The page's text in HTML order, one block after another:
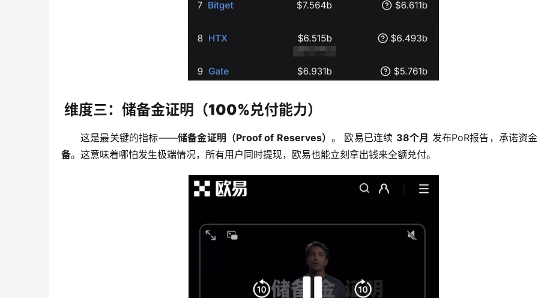
维度三：储备金证明（100%兑付能力）
这是最关键的指标——储备金证明（Proof of Reserves） 。 欧易已连续 38个月 发布PoR报告，承诺资
备。这意味着哪怕发生极端情况，所有用户同时提现，欧易也能立刻拿出钱来全额兑付。